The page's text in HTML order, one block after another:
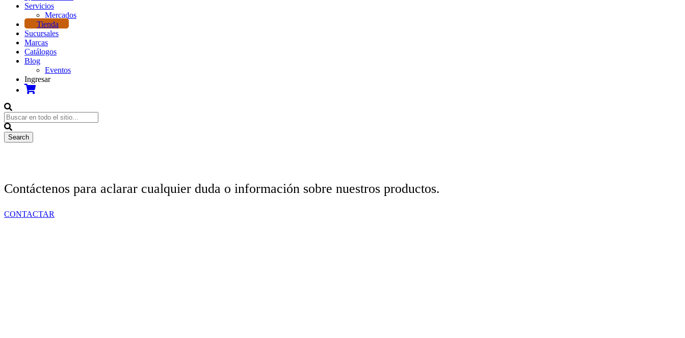
Servicios
Mercados
Tienda
Sucursales
Marcas
Catálogos
Blog
Eventos
Ingresar
Contáctenos para aclarar cualquier duda o información sobre nuestros productos.
CONTACTAR